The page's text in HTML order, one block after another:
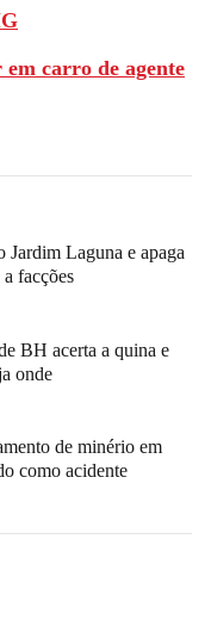
carro de agente
Jardim Laguna e apaga
facções
BH acerta a quina e
onde
de minério em
como acidente